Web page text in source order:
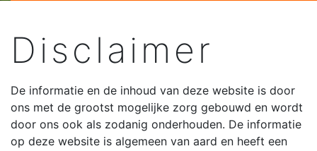
Disclaimer
De informatie en de inhoud van deze website is door
ons met de grootst mogelijke zorg gebouwd en wordt
door ons ook als zodanig onderhouden. De informatie
op deze website is algemeen van aard en heeft een